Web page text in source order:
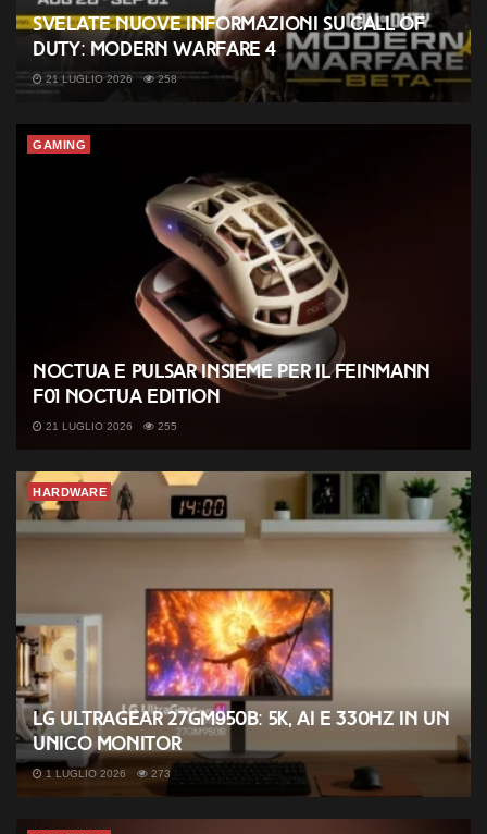
Svelate nuove informazioni su Call of
Duty: Modern Warfare 4
21 LUGLIO 2026 258
GAMING
Noctua e Pulsar insieme per il Feinmann
F01 Noctua Edition
21 LUGLIO 2026 255
HARDWARE
LG UltraGear 27GM950B: 5K, AI e 330Hz in un
unico monitor
1 LUGLIO 2026 273